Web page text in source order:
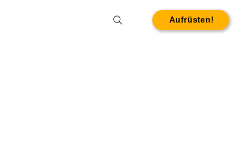
Aufrüsten!